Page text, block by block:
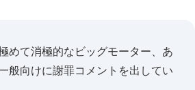
めて消極的なビッグモーター、あ
般向けに謝罪コメントを出してい